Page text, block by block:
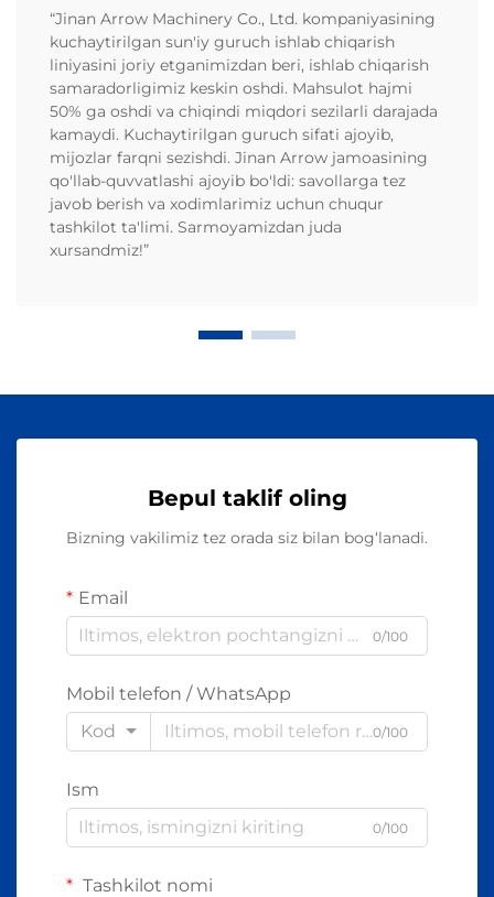
“Jinan Arrow Machinery Co., Ltd. kompaniyasining
kuchaytirilgan sun'iy guruch ishlab chiqarish
liniyasini joriy etganimizdan beri, ishlab chiqarish
samaradorligimiz keskin oshdi. Mahsulot hajmi
50% ga oshdi va chiqindi miqdori sezilarli darajada
kamaydi. Kuchaytirilgan guruch sifati ajoyib,
mijozlar farqni sezishdi. Jinan Arrow jamoasining
qo'llab-quvvatlashi ajoyib bo'ldi: savollarga tez
javob berish va xodimlarimiz uchun chuqur
tashkilot ta'limi. Sarmoyamizdan juda
xursandmiz!”
Bepul taklif oling
Bizning vakilimiz tez orada siz bilan bog‘lanadi.
Email
0/100
Mobil telefon / WhatsApp
Kod
0/100
Ism
0/100
Tashkilot nomi